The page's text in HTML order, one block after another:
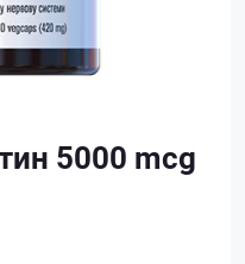
5000 mcg